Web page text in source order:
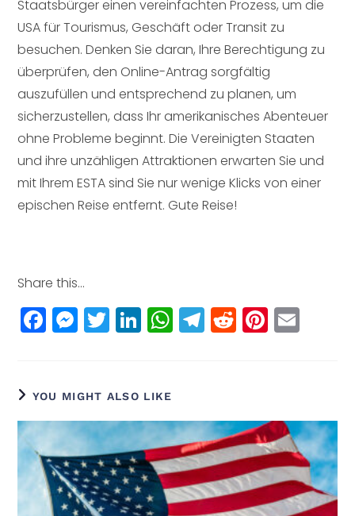
Staatsbürger einen vereinfachten Prozess, um die
USA für Tourismus, Geschäft oder Transit zu
besuchen. Denken Sie daran, Ihre Berechtigung zu
überprüfen, den Online-Antrag sorgfältig
auszufüllen und entsprechend zu planen, um
sicherzustellen, dass Ihr amerikanisches Abenteuer
ohne Probleme beginnt. Die Vereinigten Staaten
und ihre unzähligen Attraktionen erwarten Sie und
mit Ihrem ESTA sind Sie nur wenige Klicks von einer
epischen Reise entfernt. Gute Reise!
Share this...
F
a
e
b
o
o
k
M
e
e
n
g
e
r
T
w
e
r
Li
n
e
dI
n
W
h
A
p
p
T
el
r
a
m
R
e
t
Pi
n
r
e
st
YOU MIGHT ALSO LIKE